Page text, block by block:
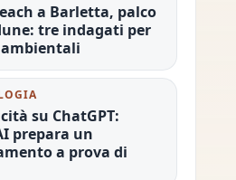
a Barletta, palco
tre indagati per
su ChatGPT:
prepara un
a prova di